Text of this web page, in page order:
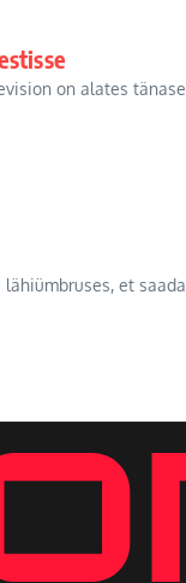
on alates
et